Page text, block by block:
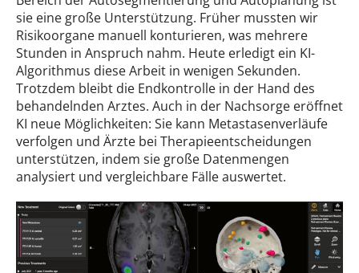
sie eine große Unterstützung. Früher mussten wir
Risikoorgane manuell konturieren, was mehrere
Stunden in Anspruch nahm. Heute erledigt ein KI-
Algorithmus diese Arbeit in wenigen Sekunden.
Trotzdem bleibt die Endkontrolle in der Hand des
behandelnden Arztes. Auch in der Nachsorge eröffnet
KI neue Möglichkeiten: Sie kann Metastasenverläufe
verfolgen und Ärzte bei Therapieentscheidungen
unterstützen, indem sie große Datenmengen
analysiert und vergleichbare Fälle auswertet.